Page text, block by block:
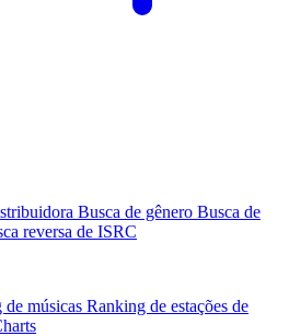
Busca de gênero Busca de
reversa de ISRC
músicas Ranking de estações de